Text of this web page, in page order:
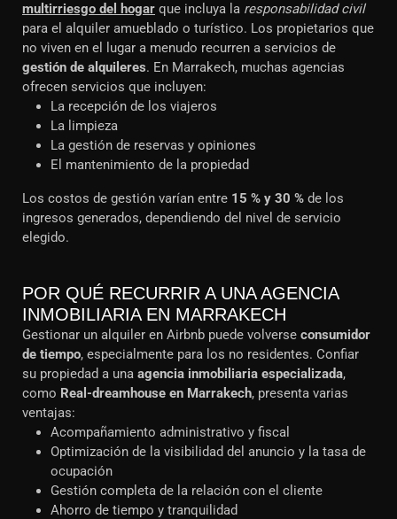
multirriesgo del hogar que incluya la responsabilidad civil
para el alquiler amueblado o turístico. Los propietarios que
no viven en el lugar a menudo recurren a servicios de
gestión de alquileres. En Marrakech, muchas agencias
ofrecen servicios que incluyen:
La recepción de los viajeros
La limpieza
La gestión de reservas y opiniones
El mantenimiento de la propiedad
Los costos de gestión varían entre 15 % y 30 % de los
ingresos generados, dependiendo del nivel de servicio
elegido.
POR QUÉ RECURRIR A UNA AGENCIA
INMOBILIARIA EN MARRAKECH
Gestionar un alquiler en Airbnb puede volverse consumidor
de tiempo, especialmente para los no residentes. Confiar
su propiedad a una agencia inmobiliaria especializada,
como Real-dreamhouse en Marrakech, presenta varias
ventajas:
Acompañamiento administrativo y fiscal
Optimización de la visibilidad del anuncio y la tasa de
ocupación
Gestión completa de la relación con el cliente
Ahorro de tiempo y tranquilidad